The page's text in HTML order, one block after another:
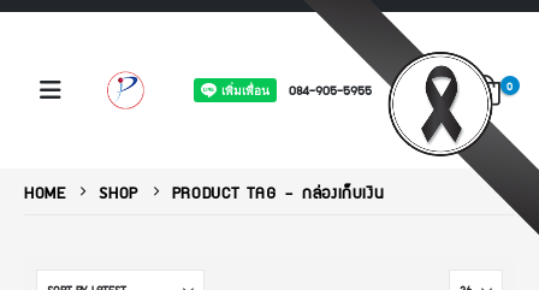
084-905-5955 0
HOME SHOP PRODUCT TAG -กล่องเก็บเงิน